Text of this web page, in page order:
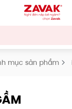
mục sản phẩm